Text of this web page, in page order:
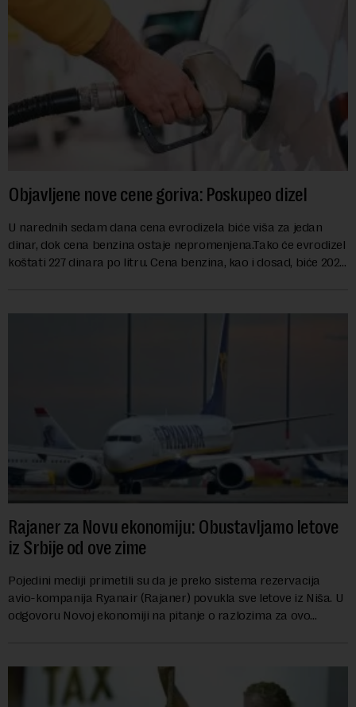
Objavljene nove cene goriva: Poskupeo dizel
U narednih sedam dana cena evrodizela biće viša za jedan
dinar, dok cena benzina ostaje nepromenjena.Tako će evrodizel
koštati 227 dinara po litru. Cena benzina, kao i dosad, biće 202
Rajaner za Novu ekonomiju: Obustavljamo letove
iz Srbije od ove zime
Pojedini mediji primetili su da je preko sistema rezervacija
avio-kompanija Ryanair (Rajaner) povukla sve letove iz Niša. U
odgovoru Novoj ekonomiji na pitanje o razlozima za ovo